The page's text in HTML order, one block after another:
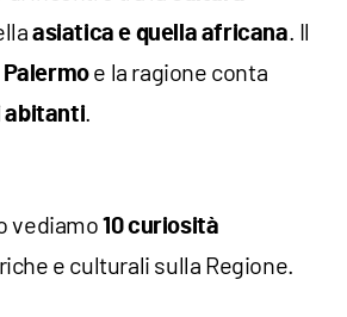
asiatica e quella africana. Il
Palermoe la ragione conta
abitanti.
vediamo10 curiosità
e culturali sulla Regione.